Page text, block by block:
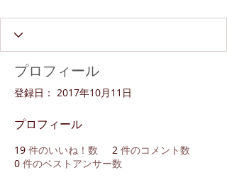
プロフィール
登録日： 2017年10月11日
プロフィール
19 件のいいね！数 2 件のコメント数
0 件のベストアンサー数